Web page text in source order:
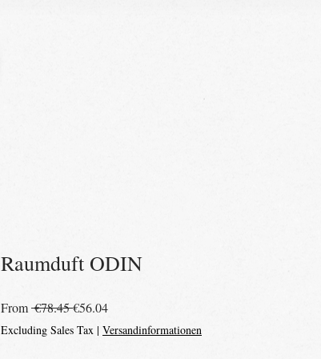
Raumduft ODIN
From €78.45 Regular
Price
€56.04Sale
Price
Excluding Sales Tax | Versandinformationen